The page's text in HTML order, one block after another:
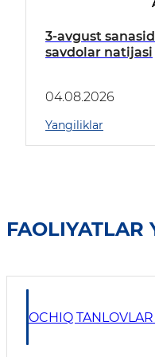
3-avgust
savdolar natijasi
04.08.2026
Yangiliklar
FAOLIYATLAR
OCHIQ